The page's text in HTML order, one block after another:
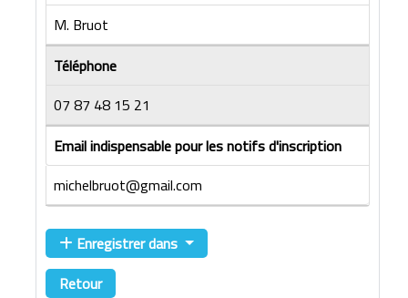
M. Bruot
Téléphone
07 87 48 15 21
Email indispensable pour les notifs d'inscription
michelbruot@gmail.com
Enregistrer dans
Retour